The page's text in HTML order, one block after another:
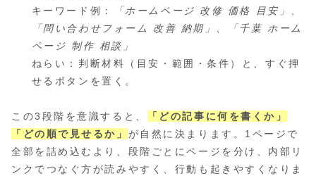
キーワード例：
「ホームページ 改修 価格 目安」
「問い合わせフォーム 改善 納期」
「千葉 ホーム
ページ 制作 相談」
ねらい：判断材料（目安・範囲・条件）と、すぐ押
せるボタンを置く。
この3段階を意識すると、
「どの記事に何を書くか」
「どの順で見せるか」 が自然に決まります。1ページで
全部を詰め込むより、段階ごとにページを分け、内部リ
ンクでつなぐ方が読みやすく、行動も起きやすくなりま